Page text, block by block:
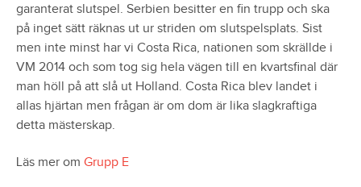
garanterat slutspel. Serbien besitter en fin trupp och ska
på inget sätt räknas ut ur striden om slutspelsplats. Sist
men inte minst har vi Costa Rica, nationen som skrällde i
VM 2014 och som tog sig hela vägen till en kvartsfinal där
man höll på att slå ut Holland. Costa Rica blev landet i
allas hjärtan men frågan är om dom är lika slagkraftiga
detta mästerskap.
Läs mer om Grupp E